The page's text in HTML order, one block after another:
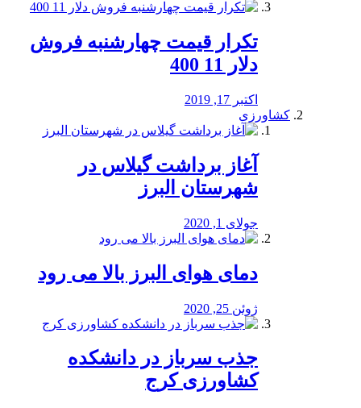
تکرار قیمت چهارشنبه فروش
دلار 11 400
اکتبر 17, 2019
کشاورزی
آغاز برداشت گیلاس در
شهرستان البرز
جولای 1, 2020
دمای هوای البرز بالا می رود
ژوئن 25, 2020
جذب سرباز در دانشکده
کشاورزی کرج